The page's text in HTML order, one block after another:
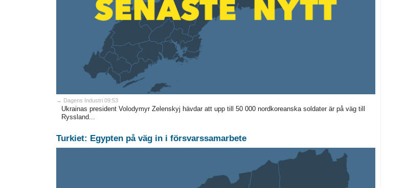
→ Dagens Industri 09:53
Ukrainas president Volodymyr Zelenskyj hävdar att upp till 50 000 nordkoreanska soldater är på väg till
Ryssland...
Turkiet: Egypten på väg in i försvarssamarbete